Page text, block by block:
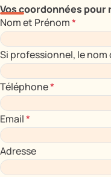
Vos coordonnées
Nom et Prénom*
Si professionnel, le nom
Téléphone*
Email*
Adresse